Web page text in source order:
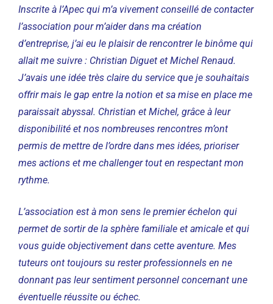
Inscrite à l’Apec qui m’a vivement conseillé de contacter
l’association pour m’aider dans ma création
d’entreprise, j’ai eu le plaisir de rencontrer le binôme qui
allait me suivre : Christian Diguet et Michel Renaud.
J’avais une idée très claire du service que je souhaitais
offrir mais le gap entre la notion et sa mise en place me
paraissait abyssal. Christian et Michel, grâce à leur
disponibilité et nos nombreuses rencontres m’ont
permis de mettre de l’ordre dans mes idées, prioriser
mes actions et me challenger tout en respectant mon
rythme.
L’association est à mon sens le premier échelon qui
permet de sortir de la sphère familiale et amicale et qui
vous guide objectivement dans cette aventure. Mes
tuteurs ont toujours su rester professionnels en ne
donnant pas leur sentiment personnel concernant une
éventuelle réussite ou échec.